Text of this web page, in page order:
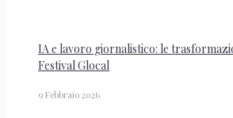
IA e lavoro giornalistico: le
Festival Glocal
9 Febbraio 2026